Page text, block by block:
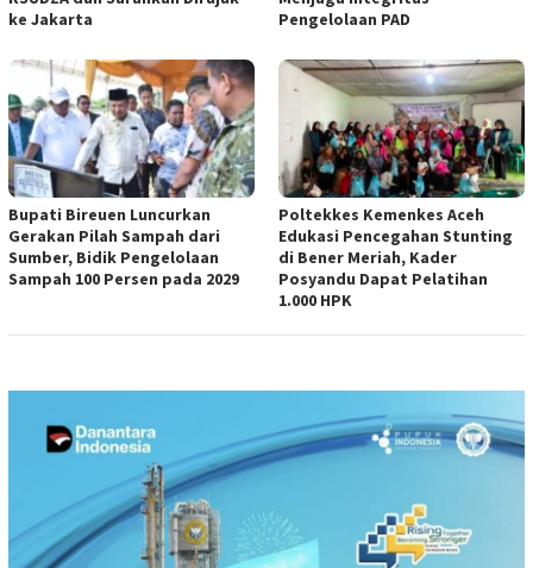
ke Jakarta
Pengelolaan PAD
Bupati Bireuen Luncurkan
Gerakan Pilah Sampah dari
Sumber, Bidik Pengelolaan
Sampah 100 Persen pada 2029
Poltekkes Kemenkes Aceh
Edukasi Pencegahan Stunting
di Bener Meriah, Kader
Posyandu Dapat Pelatihan
1.000 HPK